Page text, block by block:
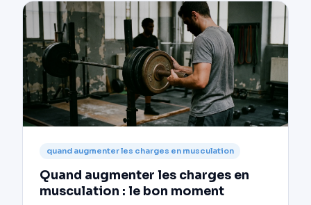
quand augmenter les charges en musculation
Quand augmenter les charges en
musculation : le bon moment